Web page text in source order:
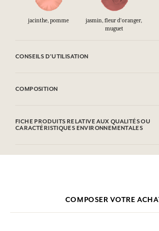
jacinthe, pomme
jasmin, fleur d'oranger,
muguet
CONSEILS D'UTILISATION
COMPOSITION
Hydroxycitronellal, Hexyl Cinnamal, Linalool,
Alpha-isomethyl Ionone.
FICHE PRODUITS RELATIVE AUX QUALITÉS OU
CARACTÉRISTIQUES ENVIRONNEMENTALES
COMPOSER VOTRE